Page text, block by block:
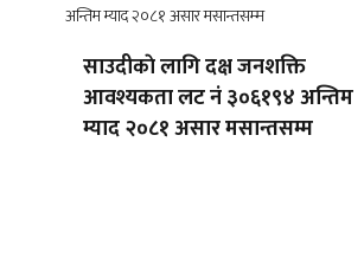
साउदीकाे लागि दक्ष जनशक्ति
आवश्यकता लट नं ३०६१९४ अन्तिम
म्याद २०८१ असार मसान्तसम्म